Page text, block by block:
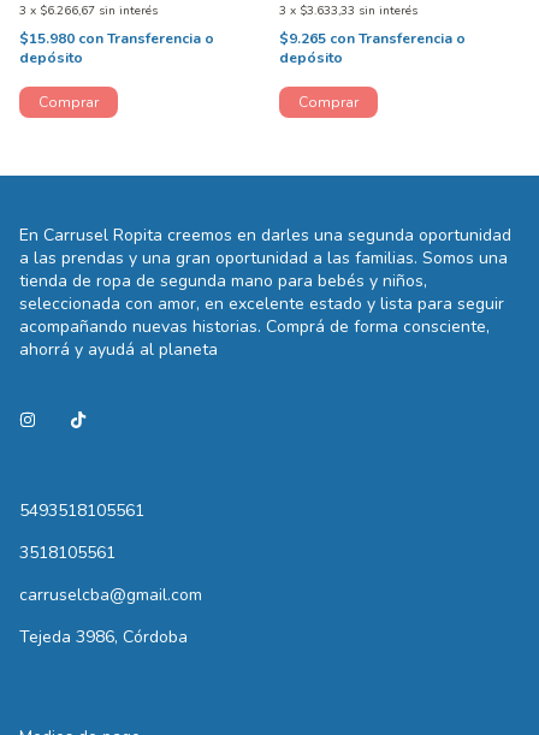
3 x $6.266,67 sin interés
$15.980 conTransferencia o
depósito
3 x $3.633,33 sin interés
$9.265 conTransferencia o
depósito
En Carrusel Ropita creemos en darles una segunda oportunidad
a las prendas y una gran oportunidad a las familias. Somos una
tienda de ropa de segunda mano para bebés y niños,
seleccionada con amor, en excelente estado y lista para seguir
acompañando nuevas historias. Comprá de forma consciente,
ahorrá y ayudá al planeta
5493518105561
3518105561
carruselcba@gmail.com
Tejeda 3986, Córdoba